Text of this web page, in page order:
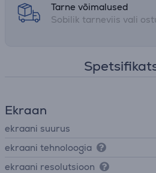
Tarne võimalused
Sobilik tarneviis vali
Ekraan
ekraani suurus
ekraani tehnoloogia
ekraani resolutsioon